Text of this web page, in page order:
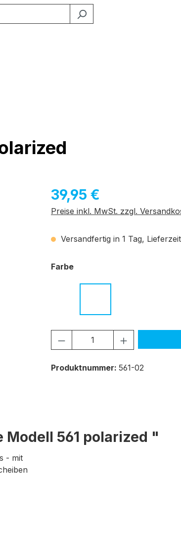
Regulärer Preis:
39,95 €
Preise inkl. MwSt. zzgl.
Versandfertig in 1 Tag,
Farbeauswählen
Produkt Anzahl: Gib
Produktnummer: 561-02
561 polarized "
- mit